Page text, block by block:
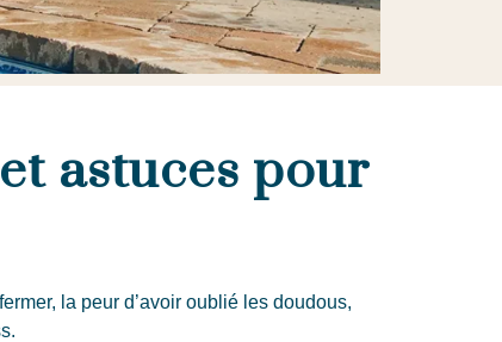
astuces pour
la peur d’avoir oublié les doudous,